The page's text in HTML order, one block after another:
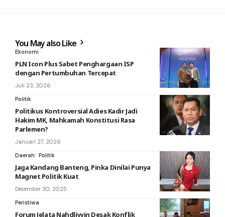
You May also Like
Ekonomi
PLN Icon Plus Sabet Penghargaan ISP
dengan Pertumbuhan Tercepat
Juli 23, 2026
Politik
Politikus Kontroversial Adies Kadir Jadi
Hakim MK, Mahkamah Konstitusi Rasa
Parlemen?
Januari 27, 2026
Daerah Politik
Jaga Kandang Banteng, Pinka Dinilai Punya
Magnet Politik Kuat
Desember 30, 2025
Peristiwa
Forum Jelata Nahdliyyin Desak Konflik